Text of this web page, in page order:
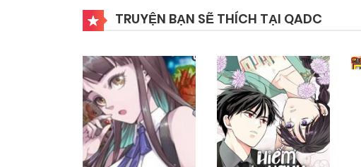
TRUYỆN BẠN SẼ THÍCH TẠI QADC